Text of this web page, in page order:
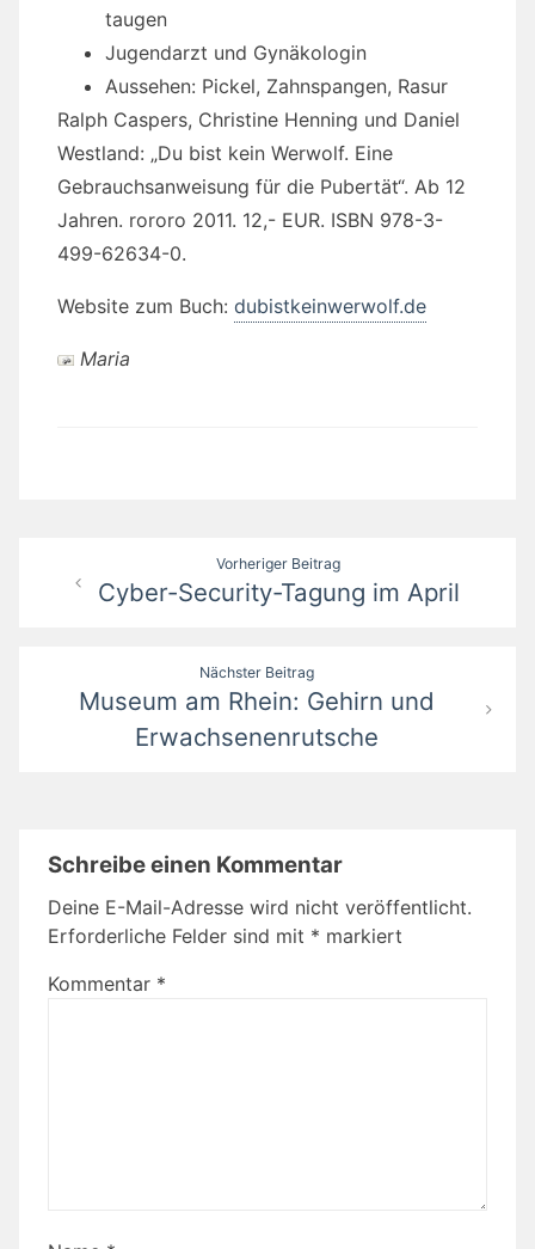
taugen
Jugendarzt und Gynäkologin
Aussehen: Pickel, Zahnspangen, Rasur
Ralph Caspers, Christine Henning und Daniel
Westland: „Du bist kein Werwolf. Eine
Gebrauchsanweisung für die Pubertät“. Ab 12
Jahren. rororo 2011. 12,- EUR. ISBN 978-3-
499-62634-0.
Website zum Buch: dubistkeinwerwolf.de
Maria
Beitragsnavigation
Vorheriger Beitrag
Cyber-Security-Tagung im April
Nächster Beitrag
Museum am Rhein: Gehirn und
Erwachsenenrutsche
Schreibe einen Kommentar
Deine E-Mail-Adresse wird nicht veröffentlicht.
Erforderliche Felder sind mit * markiert
Kommentar *